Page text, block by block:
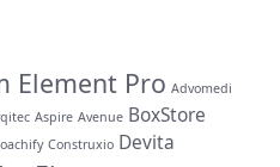
Element Pro Advomedi
Aspire Avenue BoxStore
Construxio Devita